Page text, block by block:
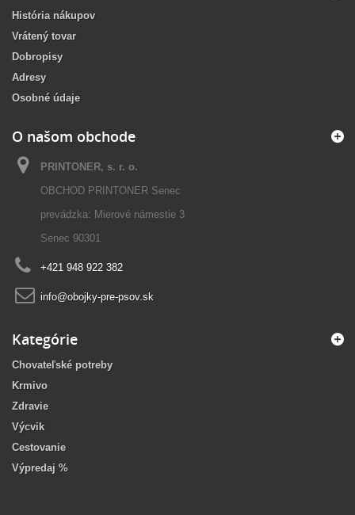
História nákupov
Vrátený tovar
Dobropisy
Adresy
Osobné údaje
O našom obchode
PRINTONER, s. r. o.
OBCHOD PRINTONER Senec
prevádzka: Mierové námestie 3
Senec 90301
+421 948 922 382
info@obojky-pre-psov.sk
Kategórie
Chovateľské potreby
Krmivo
Zdravie
Výcvik
Cestovanie
Výpredaj %